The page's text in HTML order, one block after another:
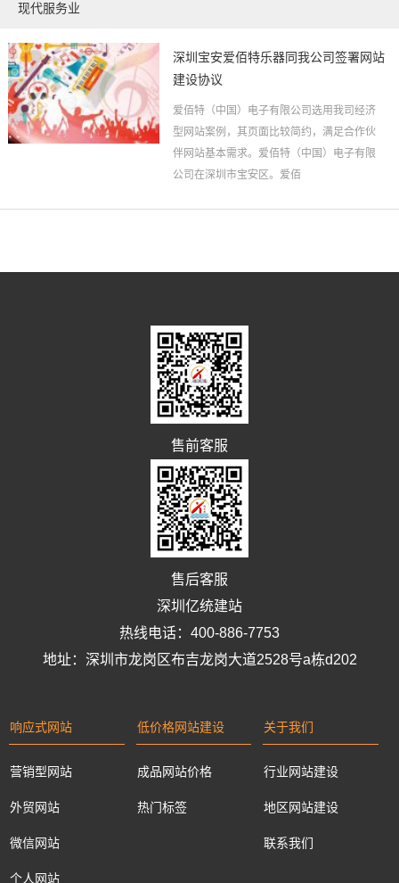
现代服务业
深圳宝安爱佰特乐器同我公司签署网站
建设协议
爱佰特（中国）电子有限公司选用我司经济
型网站案例，其页面比较简约，满足合作伙
伴网站基本需求。爱佰特（中国）电子有限
公司在深圳市宝安区。爱佰
售前客服
售后客服
深圳亿统建站
热线电话：400-886-7753
地址：深圳市龙岗区布吉龙岗大道2528号a栋d202
响应式网站
营销型网站
外贸网站
微信网站
个人网站
低价格网站建设
成品网站价格
热门标签
关于我们
行业网站建设
地区网站建设
联系我们